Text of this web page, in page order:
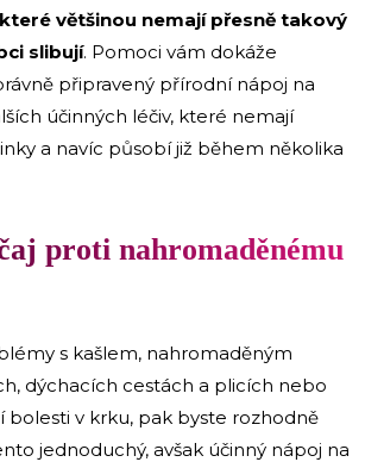
většinou nemají přesně takový
slibují. Pomoci vám dokáže
připravený přírodní nápoj na
účinných léčiv, které nemají
a navíc působí již během několika
proti nahromaděnému
s kašlem, nahromaděným
dýchacích cestách a plicích nebo
bolesti v krku, pak byste rozhodně
jednoduchý, avšak účinný nápoj na